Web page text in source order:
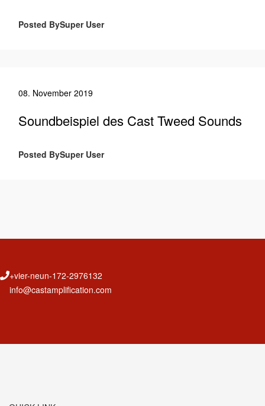
Posted BySuper User
08. November 2019
Soundbeispiel des Cast Tweed Sounds
Posted BySuper User
+vier-neun-172-2976132
info@castamplification.com